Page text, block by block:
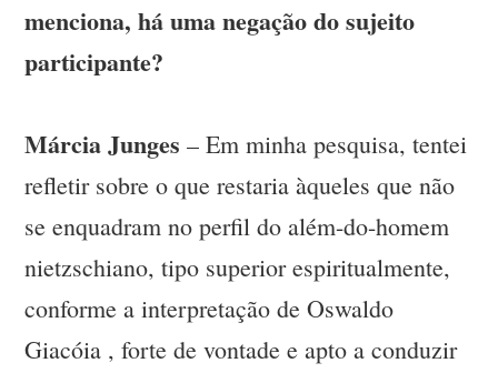
menciona, há uma negação do sujeito
participante?
Márcia Junges – Em minha pesquisa, tentei
refletir sobre o que restaria àqueles que não
se enquadram no perfil do além-do-homem
nietzschiano, tipo superior espiritualmente,
conforme a interpretação de Oswaldo
Giacóia , forte de vontade e apto a conduzir